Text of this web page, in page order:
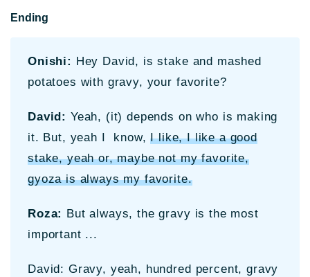
Ending
Onishi:
Hey David, is stake and mashed
potatoes with gravy, your favorite?
David: Yeah, (it) depends on who is making
it. But, yeah I know,I like, I like a good
stake, yeah or, maybe not my favorite,
gyoza is always my favorite.
Roza:
But always, the gravy is the most
important ...
David: Gravy, yeah, hundred percent, gravy